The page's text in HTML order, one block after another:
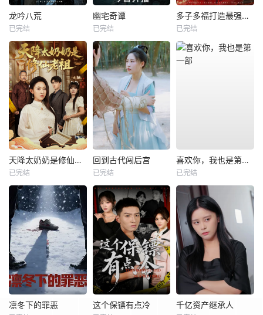
龙吟八荒
已完结
幽宅奇谭
已完结
多子多福打造最强修仙家族
已完结
天降太奶奶是修仙老祖
已完结
回到古代闯后宫
已完结
喜欢你，我也是第一部
已完结
凛冬下的罪恶 这个保镖有点冷 千亿资产继承人